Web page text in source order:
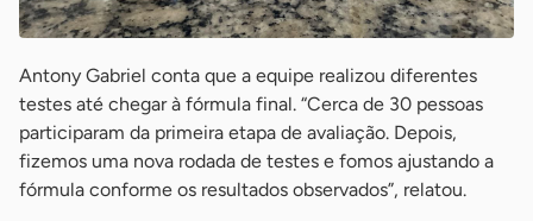
Antony Gabriel conta que a equipe realizou diferentes
testes até chegar à fórmula final. “Cerca de 30 pessoas
participaram da primeira etapa de avaliação. Depois,
fizemos uma nova rodada de testes e fomos ajustando a
fórmula conforme os resultados observados”, relatou.